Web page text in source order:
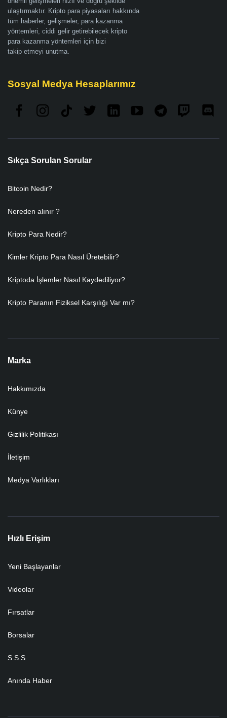
ulaştırmaktır. Kripto para piyasaları hakkında
tüm haberler, gelişmeler, para kazanma
yöntemleri, ciddi gelir getirebilecek kripto
para kazanma yöntemleri için bizi
takip etmeyi unutma.
Sosyal Medya Hesaplarımız
Sıkça Sorulan Sorular
Bitcoin Nedir?
Nereden alınır ?
Kripto Para Nedir?
Kimler Kripto Para Nasıl Üretebilir?
Kriptoda İşlemler Nasıl Kaydediliyor?
Kripto Paranın Fiziksel Karşılığı Var mı?
Marka
Hakkımızda
Künye
Gizlilik Politikası
İletişim
Medya Varlıkları
Hızlı Erişim
Yeni Başlayanlar
Videolar
Fırsatlar
Borsalar
S.S.S
Anında Haber